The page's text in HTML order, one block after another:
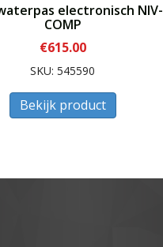
electronisch NIV-
COMP
€615.00
SKU: 545590
Bekijk product